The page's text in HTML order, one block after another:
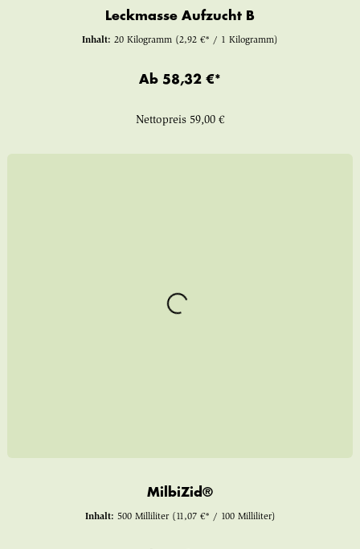
Leckmasse Aufzucht B
Inhalt: 20 Kilogramm (2,92 €* / 1 Kilogramm)
Ab 58,32 €*
Nettopreis 59,00 €
MilbiZid®
Inhalt: 500 Milliliter (11,07 €* / 100 Milliliter)